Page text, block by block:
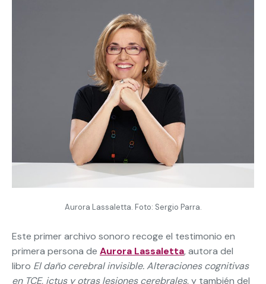
Aurora Lassaletta. Foto: Sergio Parra.
Este primer archivo sonoro recoge el testimonio en
primera persona de Aurora Lassaletta, autora del
libro El daño cerebral invisible. Alteraciones cognitivas
en TCE, ictus y otras lesiones cerebrales,y también del